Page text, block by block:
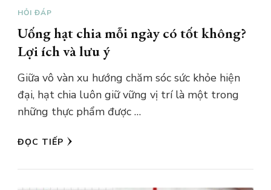
HỎI ĐÁP
Uống hạt chia mỗi ngày có tốt không?
Lợi ích và lưu ý
Giữa vô vàn xu hướng chăm sóc sức khỏe hiện
đại, hạt chia luôn giữ vững vị trí là một trong
những thực phẩm được …
ĐỌC TIẾP